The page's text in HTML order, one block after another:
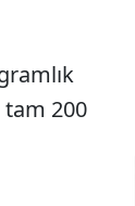
tam 200